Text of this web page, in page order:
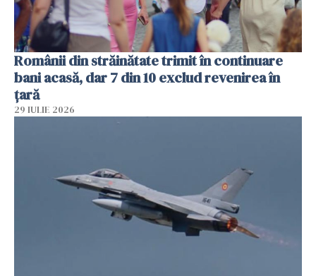
Românii din străinătate trimit în continuare
bani acasă, dar 7 din 10 exclud revenirea în
țară
29 IULIE 2026